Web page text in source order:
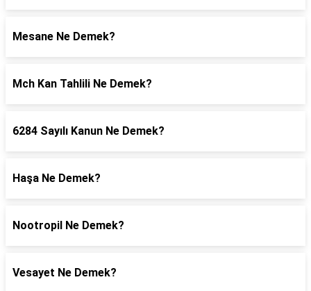
Mesane Ne Demek?
Mch Kan Tahlili Ne Demek?
6284 Sayılı Kanun Ne Demek?
Haşa Ne Demek?
Nootropil Ne Demek?
Vesayet Ne Demek?